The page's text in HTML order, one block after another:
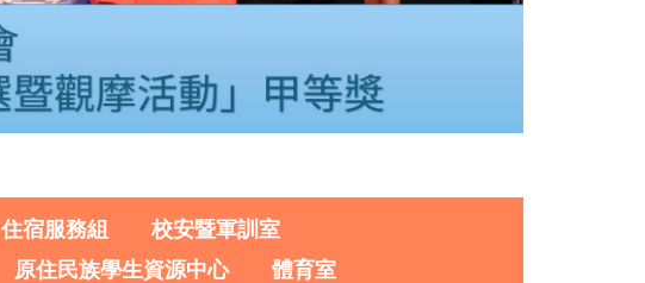
住宿服務組
校安暨軍訓室
原住民族學生資源中心 體育室